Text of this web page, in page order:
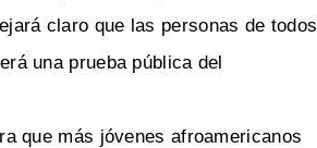
claro que las personas de todos
una prueba pública del
que más jóvenes afroamericanos